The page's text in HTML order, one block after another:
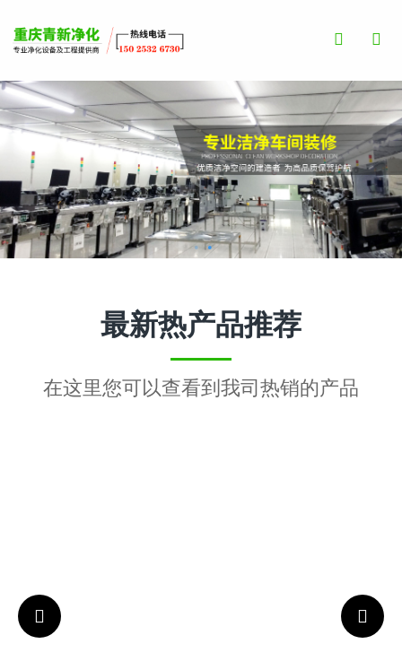
Toggle
Search
最新热产品推荐
在这里您可以查看到我司热销的产品